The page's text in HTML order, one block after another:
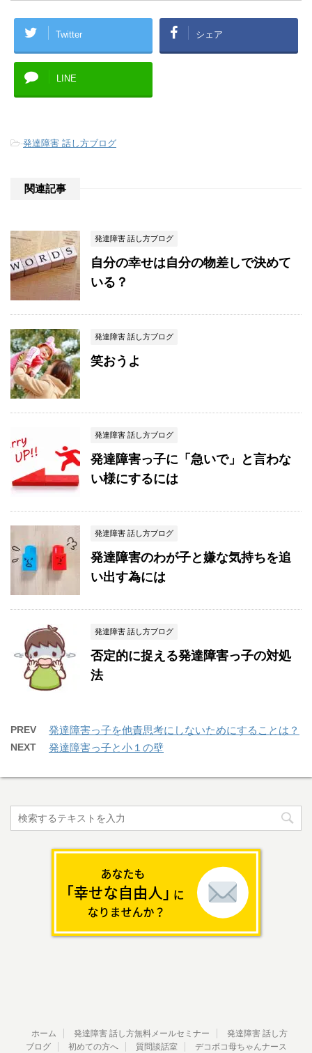
Twitter シェア
LINE
-発達障害 話し方ブログ
関連記事
発達障害 話し方ブログ
自分の幸せは自分の物差しで決めて
いる？
発達障害 話し方ブログ
笑おうよ
発達障害 話し方ブログ
発達障害っ子に「急いで」と言わな
い様にするには
発達障害 話し方ブログ
発達障害のわが子と嫌な気持ちを追
い出す為には
発達障害 話し方ブログ
否定的に捉える発達障害っ子の対処
法
PREV 発達障害っ子を他責思考にしないためにすることは？
NEXT 発達障害っ子と小１の壁
ホーム 発達障害 話し方無料メールセミナー
発達障害 話し方
ブログ
初めての方へ 質問談話室 デコボコ母ちゃんナース